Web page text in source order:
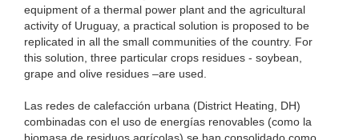
equipment of a thermal power plant and the agricultural
activity of Uruguay, a practical solution is proposed to be
replicated in all the small communities of the country. For
this solution, three particular crops residues - soybean,
grape and olive residues –are used.
Las redes de calefacción urbana (District Heating, DH)
combinadas con el uso de energías renovables (como la